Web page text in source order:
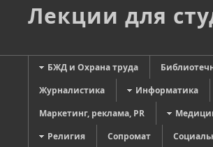
Лекции для
БЖД и Охрана труда
Журналистика
Информатика
Маркетинг, реклама, PR
Религия
Сопромат